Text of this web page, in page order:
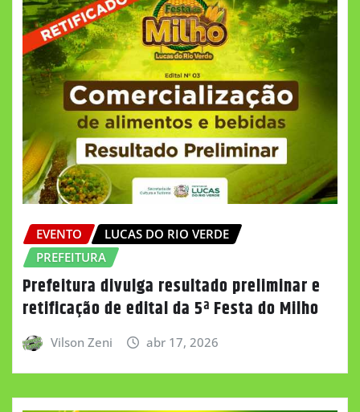
EVENTO
LUCAS DO RIO VERDE
PREFEITURA
Prefeitura divulga resultado preliminar e
retificação de edital da 5ª Festa do Milho
Vilson Zeni abr 17, 2026